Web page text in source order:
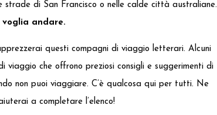
di San Francisco o nelle calde città australiane.
andare.
questi compagni di viaggio letterari. Alcuni
che offrono preziosi consigli e suggerimenti di
non puoi viaggiare. C’è qualcosa qui per tutti. Ne
a completare l’elenco!